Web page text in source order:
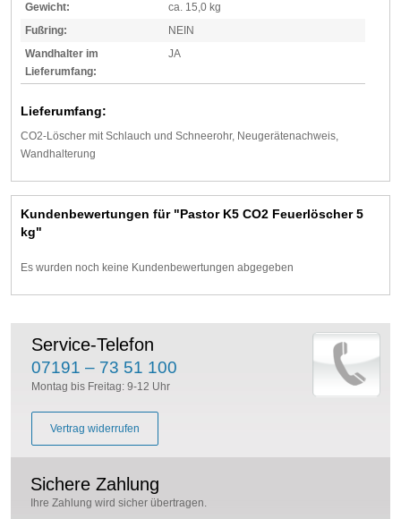
Gewicht:
ca. 15,0 kg
Fußring:
NEIN
Wandhalter im
Lieferumfang:
JA
Lieferumfang:
CO2-Löscher mit Schlauch und Schneerohr, Neugerätenachweis,
Wandhalterung
Kundenbewertungen für "Pastor K5 CO2 Feuerlöscher 5
kg"
Es wurden noch keine Kundenbewertungen abgegeben
Service-Telefon
07191 – 73 51 100
Montag bis Freitag: 9-12 Uhr
Vertrag widerrufen
Sichere Zahlung
Ihre Zahlung wird sicher übertragen.